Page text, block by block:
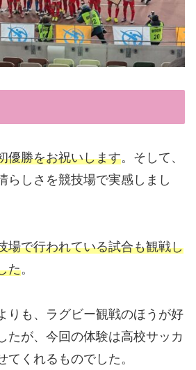
優勝をお祝いします。そして、
らしさを競技場で実感しまし
場で行われている試合も観戦し
た。
りも、ラグビー観戦のほうが好
たが、今回の体験は高校サッカ
てくれるものでした。